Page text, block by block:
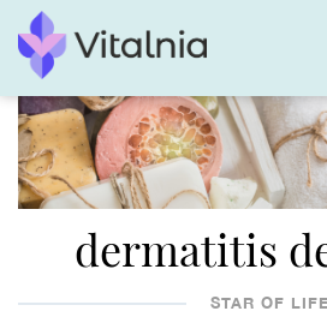
dermatitis
STAR OF LIFE